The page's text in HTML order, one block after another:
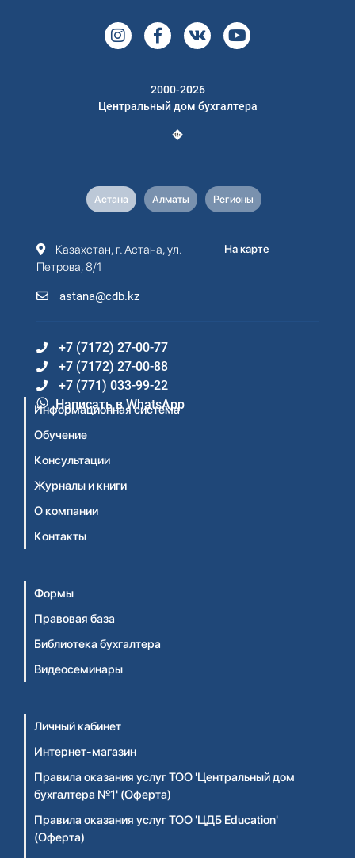
2000-2026
Центральный дом бухгалтера
Астана Алматы Регионы
Казахстан, г. Астана, ул.
Петрова, 8/1
astana@cdb.kz
На карте
+7 (7172) 27-00-77
+7 (7172) 27-00-88
+7 (771) 033-99-22
Написать в WhatsApp
Информационная система
Обучение
Консультации
Журналы и книги
О компании
Контакты
Формы
Правовая база
Библиотека бухгалтера
Видеосеминары
Личный кабинет
Интернет-магазин
Правила оказания услуг ТОО 'Центральный дом
бухгалтера №1' (Оферта)
Правила оказания услуг ТОО 'ЦДБ Education'
(Оферта)